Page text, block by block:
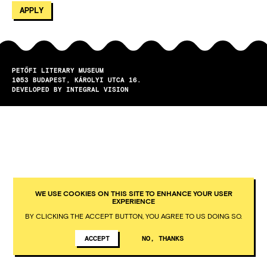
PETŐFI LITERARY MUSEUM
1053
BUDAPEST
KÁROLYI UTCA 16.
DEVELOPED BY INTEGRAL VISION
WE USE COOKIES ON THIS SITE TO ENHANCE YOUR USER
EXPERIENCE
BY CLICKING THE ACCEPT BUTTON, YOU AGREE TO US DOING SO.
ACCEPT NO, THANKS